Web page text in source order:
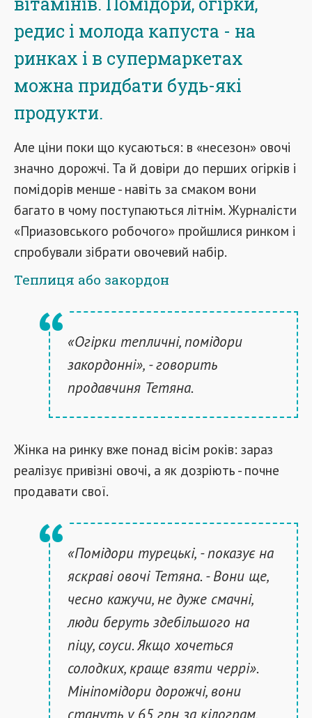
редис і молода капуста - на
ринках і в супермаркетах
можна придбати будь-які
продукти.
Але ціни поки що кусаються: в «несезон» овочі
значно дорожчі. Та й довіри до перших огірків і
помідорів менше - навіть за смаком вони
багато в чому поступаються літнім. Журналісти
«Приазовського робочого» пройшлися ринком і
спробували зібрати овочевий набір.
Теплиця або закордон
«Огірки тепличні, помідори
закордонні», - говорить
продавчиня Тетяна.
Жінка на ринку вже понад вісім років: зараз
реалізує привізні овочі, а як дозріють - почне
продавати свої.
«Помідори турецькі, - показує на
яскраві овочі Тетяна. - Вони ще,
чесно кажучи, не дуже смачні,
люди беруть здебільшого на
піцу, соуси. Якщо хочеться
солодких, краще взяти черрі».
Мініпомідори дорожчі, вони
стануть у 65 грн за кілограм,